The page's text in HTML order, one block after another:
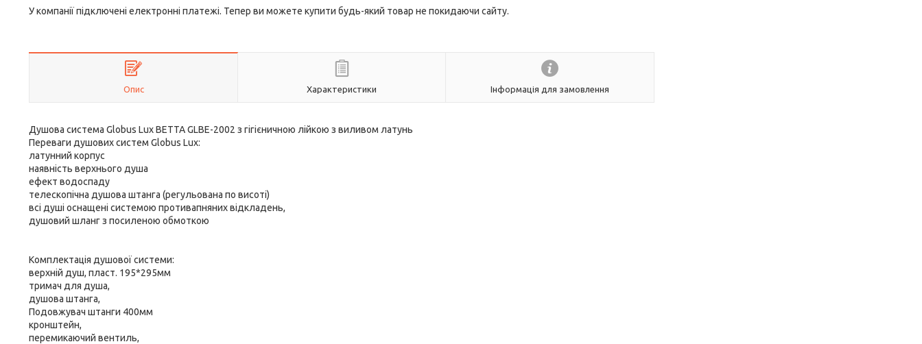
У компанії підключені електронні платежі. Тепер ви можете купити будь-який товар не покидаючи сайту.
Опис Характеристики Інформація для замовлення
Душова система Globus Lux BETTA GLBE-2002 з гігієничною лійкою з виливом латунь
Переваги душових систем Globus Lux:
латунний корпус
наявність верхнього душа
ефект водоспаду
телескопічна душова штанга (регульована по висоті)
всі душі оснащені системою противапняних відкладень,
душовий шланг з посиленою обмоткою
Комплектація душової системи:
верхній душ, пласт. 195*295мм
тримач для душа,
душова штанга,
Подовжувач штанги 400мм
кронштейн,
перемикаючий вентиль,